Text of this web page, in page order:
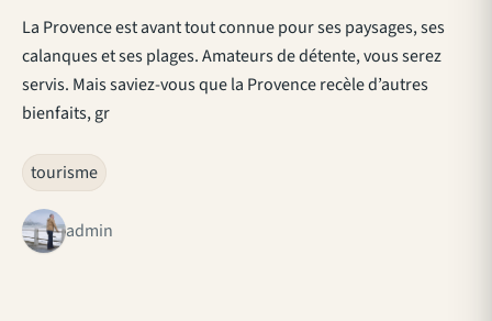
La Provence est avant tout connue pour ses paysages, ses
calanques et ses plages. Amateurs de détente, vous serez
servis. Mais saviez-vous que la Provence recèle d’autres
bienfaits, gr
tourisme
admin